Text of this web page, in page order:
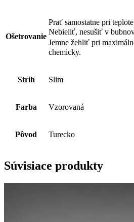
Ošetrovanie
Prať samostatne pri
Nebieliť, nesušiť v
Jemne žehliť pri
chemicky.
Strih Slim
Farba Vzorovaná
Pôvod Turecko
Súvisiace produkty